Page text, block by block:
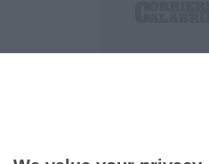
P.IVA.
Iscrizione